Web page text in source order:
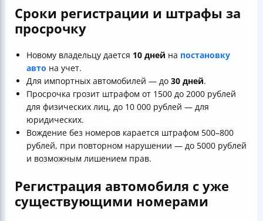
Сроки регистрации и штрафы за
просрочку
Новому владельцу дается 10 дней на постановку
авто на учет.
Для импортных автомобилей — до 30 дней.
Просрочка грозит штрафом от 1500 до 2000 рублей
для физических лиц, до 10 000 рублей — для
юридических.
Вождение без номеров карается штрафом 500–800
рублей, при повторном нарушении — до 5000 рублей
и возможным лишением прав.
Регистрация автомобиля с уже
существующими номерами